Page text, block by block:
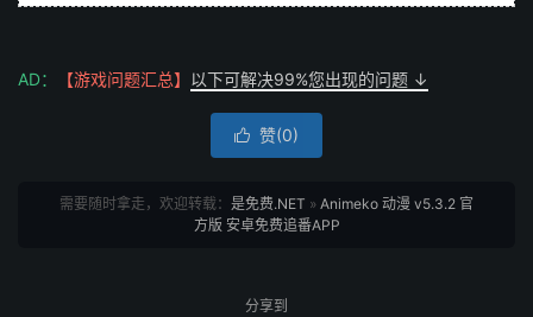
AD： 【游戏问题汇总】 以下可解决99%您出现的问题 ↓
 赞(0)
需要随时拿走，欢迎转载： 是免费.NET » Animeko 动漫 v5.3.2 官
方版 安卓免费追番APP
分享到